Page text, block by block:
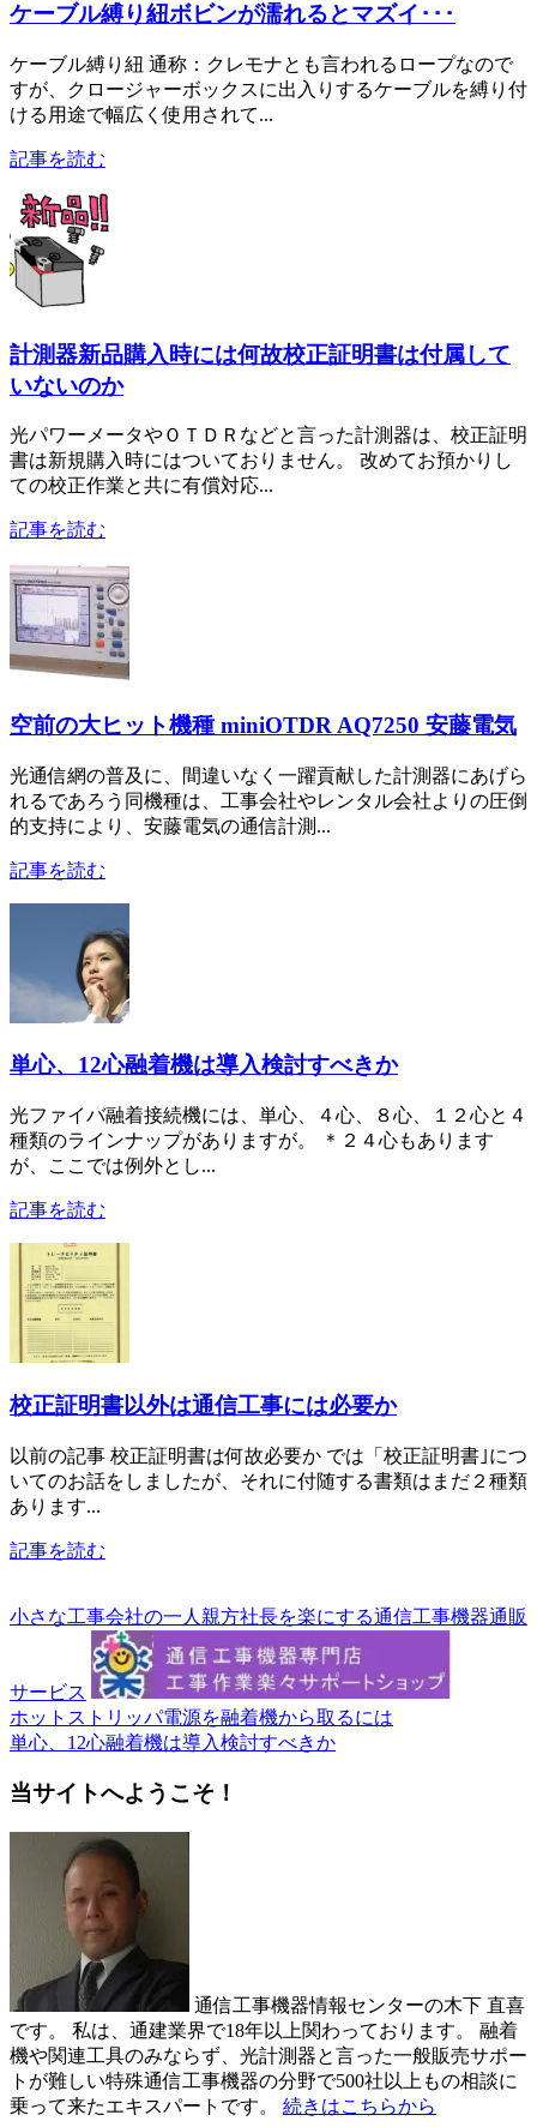
ケーブル縛り紐ボビンが濡れるとマズイ･･･
ケーブル縛り紐 通称：クレモナとも言われるロープなので
すが、クロージャーボックスに出入りするケーブルを縛り付
ける用途で幅広く使用されて...
記事を読む
計測器新品購入時には何故校正証明書は付属して
いないのか
光パワーメータやＯＴＤＲなどと言った計測器は、校正証明
書は新規購入時にはついておりません。 改めてお預かりし
ての校正作業と共に有償対応...
記事を読む
空前の大ヒット機種 miniOTDR AQ7250 安藤電気
光通信網の普及に、間違いなく一躍貢献した計測器にあげら
れるであろう同機種は、工事会社やレンタル会社よりの圧倒
的支持により、安藤電気の通信計測...
記事を読む
単心、12心融着機は導入検討すべきか
光ファイバ融着接続機には、単心、４心、８心、１２心と４
種類のラインナップがありますが。 ＊２４心もあります
が、ここでは例外とし...
記事を読む
校正証明書以外は通信工事には必要か
以前の記事 校正証明書は何故必要か では「校正証明書｣につ
いてのお話をしましたが、それに付随する書類はまだ２種類
あります...
記事を読む
小さな工事会社の一人親方社長を楽にする通信工事機器通販
サービス
ホットストリッパ電源を融着機から取るには
単心、12心融着機は導入検討すべきか
当サイトへようこそ！
通信工事機器情報センターの木下 直喜
です。 私は、通建業界で18年以上関わっております。 融着
機や関連工具のみならず、光計測器と言った一般販売サポー
トが難しい特殊通信工事機器の分野で500社以上もの相談に
乗って来たエキスパートです。 続きはこちらから